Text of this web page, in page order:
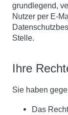
grundlegend,
Nutzer per E-
Stelle.
Ihre
Sie haben
Das